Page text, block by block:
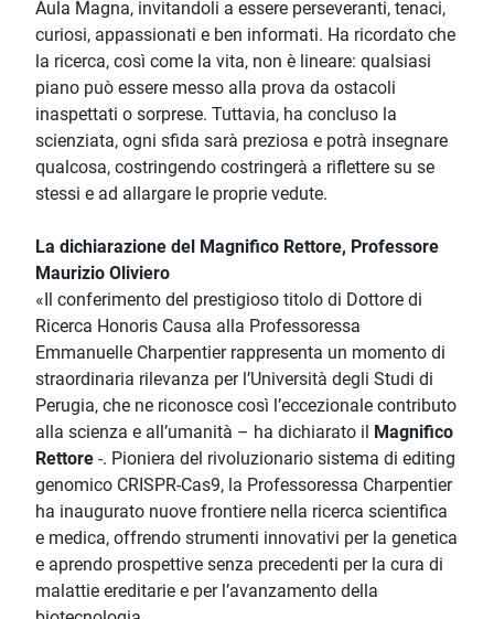
Aula Magna, invitandoli a essere perseveranti, tenaci,
curiosi, appassionati e ben informati. Ha ricordato che
la ricerca, così come la vita, non è lineare: qualsiasi
piano può essere messo alla prova da ostacoli
inaspettati o sorprese. Tuttavia, ha concluso la
scienziata, ogni sfida sarà preziosa e potrà insegnare
qualcosa, costringendo costringerà a riflettere su se
stessi e ad allargare le proprie vedute.
La dichiarazione del Magnifico Rettore, Professore
Maurizio Oliviero
«Il conferimento del prestigioso titolo di Dottore di
Ricerca Honoris Causa alla Professoressa
Emmanuelle Charpentier rappresenta un momento di
straordinaria rilevanza per l’Università degli Studi di
Perugia, che ne riconosce così l’eccezionale contributo
alla scienza e all’umanità – ha dichiarato il
Magnifico
Rettore -. Pioniera del rivoluzionario sistema di editing
genomico CRISPR-Cas9, la Professoressa Charpentier
ha inaugurato nuove frontiere nella ricerca scientifica
e medica, offrendo strumenti innovativi per la genetica
e aprendo prospettive senza precedenti per la cura di
malattie ereditarie e per l’avanzamento della